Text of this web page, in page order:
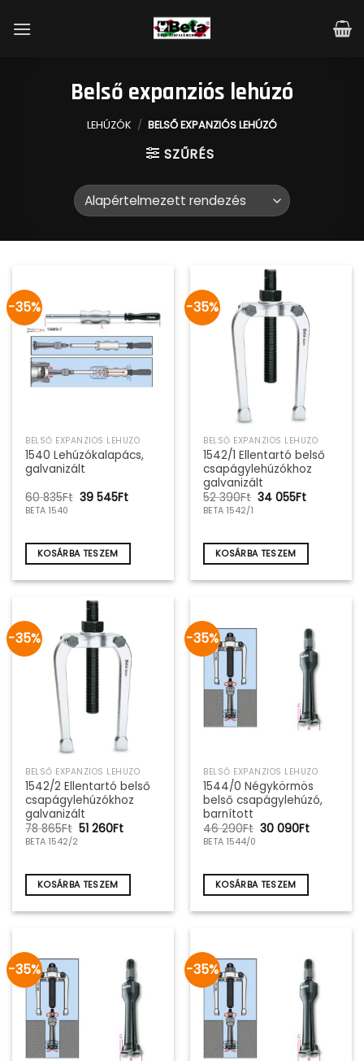
Belső expanziós lehúzó
LEHÚZÓK / BELSŐ EXPANZIÓS LEHÚZÓ
SZŰRÉS
-35%
BELSŐ EXPANZIÓS LEHÚZÓ
1540 Lehúzókalapács,
galvanizált
60 835Ft Original
835Ft.
39 545FtCurrent
545Ft.
BETA 1540
KOSÁRBA TESZEM
-35%
BELSŐ EXPANZIÓS LEHÚZÓ
1542/1 Ellentartó belső
csapágylehúzókhoz
galvanizált
52 390Ft Original
390Ft.
34 055FtCurrent
055Ft.
BETA 1542/1
KOSÁRBA TESZEM
-35%
BELSŐ EXPANZIÓS LEHÚZÓ
1542/2 Ellentartó belső
csapágylehúzókhoz
galvanizált
78 865Ft Original
865Ft.
51 260FtCurrent
260Ft.
BETA 1542/2
KOSÁRBA TESZEM
-35%
BELSŐ EXPANZIÓS LEHÚZÓ
1544/0 Négykörmös
belső csapágylehúzó,
barnított
46 290Ft Original
290Ft.
30 090FtCurrent
BETA 1544/0
KOSÁRBA TESZEM
-35% -35%